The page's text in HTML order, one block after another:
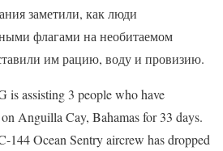
заметили, как люди
флагами на необитаемом
им рацию, воду и провизию.
is assisting 3 people who have
Anguilla Cay, Bahamas for 33 days.
Ocean Sentry aircrew has dropped